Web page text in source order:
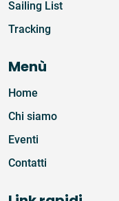
Sailing List
Tracking
Menù
Home
Chi siamo
Eventi
Contatti